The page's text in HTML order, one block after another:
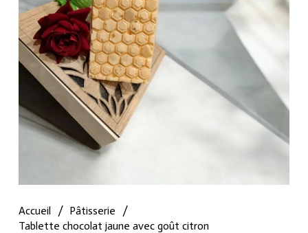
Accueil / Pâtisserie
/
Tablette chocolat jaune avec goût citron